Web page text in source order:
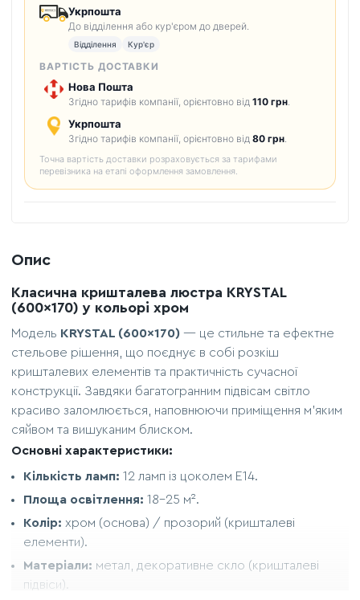
Укрпошта
До відділення або кур'єром до дверей.
Відділення Кур'єр
ВАРТІСТЬ ДОСТАВКИ
Нова Пошта
Згідно тарифів компанії, орієнтовно від 110 грн
Укрпошта
Згідно тарифів компанії, орієнтовно від 80 грн
Точна вартість доставки розраховується за тарифами
перевізника на етапі оформлення замовлення.
Опис
Класична кришталева люстра KRYSTAL
(600x170) у кольорі хром
Модель KRYSTAL (600x170) — це стильне та ефектне
стельове рішення, що поєднує в собі розкіш
кришталевих елементів та практичність сучасної
конструкції. Завдяки багатогранним підвісам світло
красиво заломлюється, наповнюючи приміщення м'яким
сяйвом та вишуканим блиском.
Основні характеристики:
Кількість ламп: 12 ламп із цоколем E14.
Площа освітлення: 18–25 м².
Колір: хром (основа) / прозорий (кришталеві
елементи).
Матеріали: метал, декоративне скло (кришталеві
підвіси).